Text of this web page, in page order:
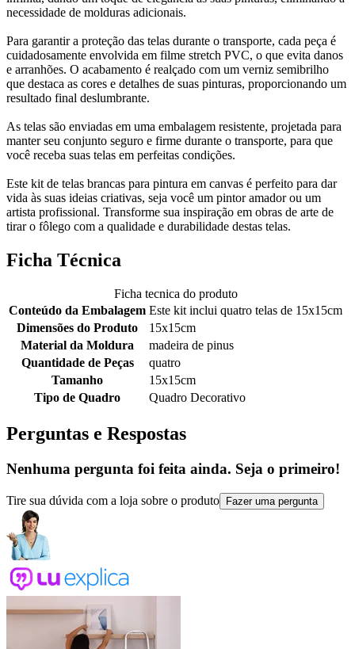
necessidade de molduras adicionais.
Para garantir a proteção das telas durante o transporte, cada peça é
cuidadosamente envolvida em filme stretch PVC, o que evita danos
e arranhões. O acabamento é realçado com um verniz semibrilho
que destaca as cores e detalhes de suas pinturas, proporcionando um
resultado final deslumbrante.
As telas são enviadas em uma embalagem resistente, projetada para
manter seu conjunto seguro e firme durante o transporte, para que
você receba suas telas em perfeitas condições.
Este kit de telas brancas para pintura em canvas é perfeito para dar
vida às suas ideias criativas, seja você um pintor amador ou um
artista profissional. Transforme sua inspiração em obras de arte de
tirar o fôlego com a qualidade e durabilidade destas telas.
Ficha Técnica
Ficha tecnica do produto
Conteúdo da Embalagem Este kit inclui quatro telas de 15x15cm
Dimensões do Produto
15x15cm
Material da Moldura
madeira de pinus
Quantidade de Peças
quatro
Tamanho
15x15cm
Tipo de Quadro
Quadro Decorativo
Perguntas e Respostas
Nenhuma pergunta foi feita ainda. Seja o primeiro!
Tire sua dúvida com a loja sobre o produto Fazer uma pergunta